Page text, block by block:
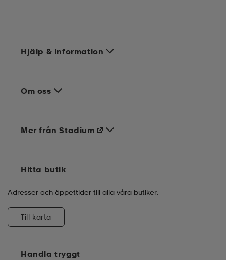
Hjälp & information
Om oss
Handla tryggt
Mer från Stadium
Hitta butik
Adresser och öppettider till alla våra butiker.
Till karta